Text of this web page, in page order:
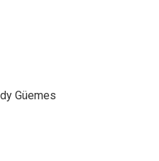
Güemes